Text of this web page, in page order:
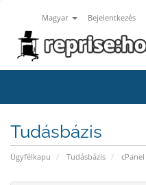
Magyar Bejelentkezés
Tudásbázis
Ügyfélkapu Tudásbázis cPanel